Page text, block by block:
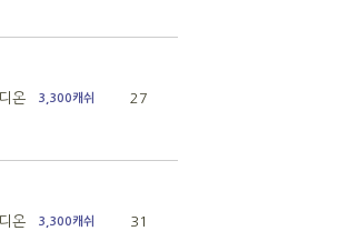
온 3,300캐쉬 27
온 3,300캐쉬 31